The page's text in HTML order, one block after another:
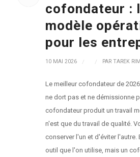
cofondateur :
modèle
pour les
10 MAI 2026 / / PAR TAREK
Le meilleur cofondateur de
ne dort pas et ne démissionne
cofondateur produit un travail
n'est que du travail de qualité.
conserver l'un et d'éviter l'autre.
outil que l'on utilise, mais un